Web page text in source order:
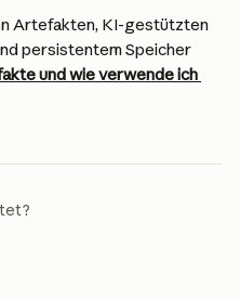
Artefakten, KI-gestützten
persistentem Speicher
und wie verwende ich